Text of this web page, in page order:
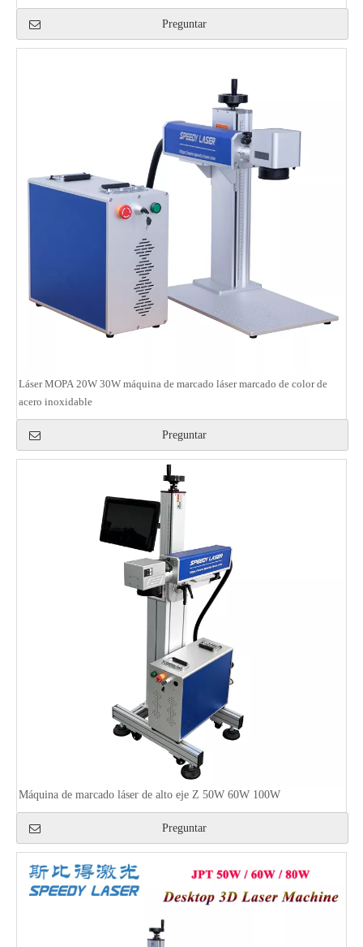
Preguntar
Láser MOPA 20W 30W máquina de marcado láser marcado de color de
acero inoxidable
Preguntar
Máquina de marcado láser de alto eje Z 50W 60W 100W
Preguntar